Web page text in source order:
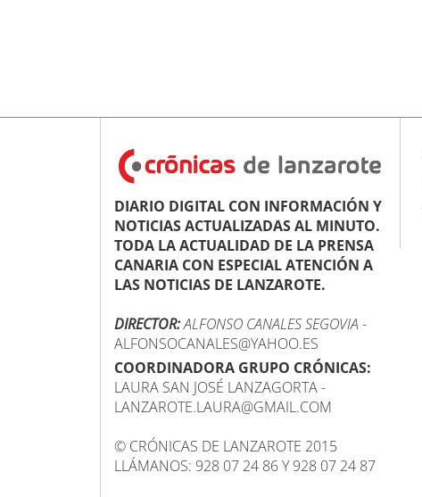
DIARIO DIGITAL CON INFORMACIÓN Y
NOTICIAS ACTUALIZADAS AL MINUTO.
TODA LA ACTUALIDAD DE LA PRENSA
CANARIA CON ESPECIAL ATENCIÓN A
LAS NOTICIAS DE LANZAROTE.
DIRECTOR:ALFONSO CANALES SEGOVIA -
ALFONSOCANALES@YAHOO.ES
COORDINADORA GRUPO CRÓNICAS:
LAURA SAN JOSÉ LANZAGORTA -
LANZAROTE.LAURA@GMAIL.COM
© CRÓNICAS DE LANZAROTE 2015
LLÁMANOS: 928 07 24 86 Y 928 07 24 87